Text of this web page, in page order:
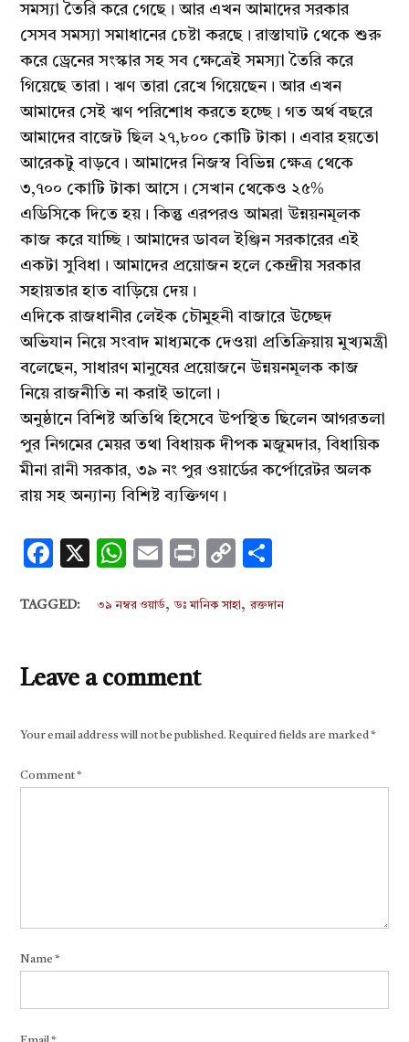
সমস্যা তৈরি করে গেছে। আর এখন আমাদের সরকার
সেসব সমস্যা সমাধানের চেষ্টা করছে। রাস্তাঘাট থেকে শুরু
করে ড্রেনের সংস্কার সহ সব ক্ষেত্রেই সমস্যা তৈরি করে
গিয়েছে তারা। ঋণ তারা রেখে গিয়েছেন। আর এখন
আমাদের সেই ঋণ পরিশোধ করতে হচ্ছে। গত অর্থ বছরে
আমাদের বাজেট ছিল ২৭,৮০০ কোটি টাকা। এবার হয়তো
আরেকটু বাড়বে। আমাদের নিজস্ব বিভিন্ন ক্ষেত্র থেকে
৩,৭০০ কোটি টাকা আসে। সেখান থেকেও ২৫%
এডিসিকে দিতে হয়। কিন্তু এরপরও আমরা উন্নয়নমূলক
কাজ করে যাচ্ছি। আমাদের ডাবল ইঞ্জিন সরকারের এই
একটা সুবিধা। আমাদের প্রয়োজন হলে কেন্দ্রীয় সরকার
সহায়তার হাত বাড়িয়ে দেয়।
এদিকে রাজধানীর লেইক চৌমুহনী বাজারে উচ্ছেদ
অভিযান নিয়ে সংবাদ মাধ্যমকে দেওয়া প্রতিক্রিয়ায় মুখ্যমন্ত্রী
বলেছেন, সাধারণ মানুষের প্রয়োজনে উন্নয়নমূলক কাজ
নিয়ে রাজনীতি না করাই ভালো।
অনুষ্ঠানে বিশিষ্ট অতিথি হিসেবে উপস্থিত ছিলেন আগরতলা
পুর নিগমের মেয়র তথা বিধায়ক দীপক মজুমদার, বিধায়িক
মীনা রানী সরকার, ৩৯ নং পুর ওয়ার্ডের কর্পোরেটর অলক
রায় সহ অন্যান্য বিশিষ্ট ব্যক্তিগণ।
Facebook
X WhatsApp
EmailPrintCopy
TAGGED: ৩৯ নম্বর ওয়ার্ড,ডঃ মানিক সাহা ,রক্তদান
Leave a comment
Your email address will not be published. Required fields are marked*
Comment*
Name*